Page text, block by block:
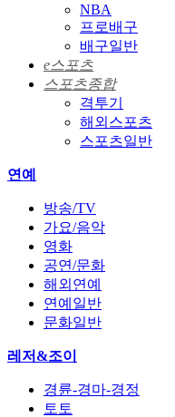
NBA
프로배구
배구일반
e스포츠
스포츠종합
격투기
해외스포츠
스포츠일반
연예
방송/TV
가요/음악
영화
공연/문화
해외연예
연예일반
문화일반
레저&조이
경륜-경마-경정
토토